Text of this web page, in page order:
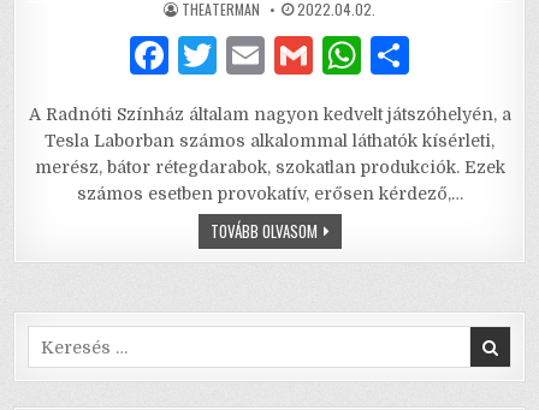
AUTHOR:
THEATERMAN PUBLISHED
2022.04.02.
F
c
e
b
k
T
it
te
r
E
ai
l
G
ai
l
W
at
s
A
ar
e
A Radnóti Színház általam nagyon kedvelt játszóhelyén, a
Tesla Laborban számos alkalommal láthatók kísérleti,
merész, bátor rétegdarabok, szokatlan produkciók. Ezek
számos esetben provokatív, erősen kérdező,…
TOVÁBB OLVASOMFELJEGYZÉSEK
AZ
EGÉRLYUKBÓL
VALÓSÁG,
VAGY
Search
for: